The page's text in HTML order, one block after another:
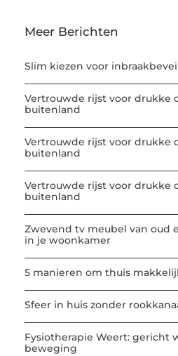
Meer Berichten
Slim kiezen voor
Vertrouwde rijst voor drukke
buitenland
Vertrouwde rijst voor drukke
buitenland
Vertrouwde rijst voor drukke
buitenland
Zwevend tv meubel van oud
in je woonkamer
5 manieren om thuis
Sfeer in huis zonder
Fysiotherapie Weert: gericht
beweging